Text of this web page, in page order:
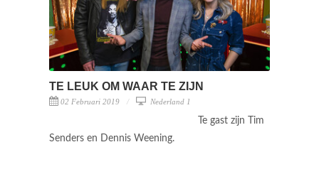
TE LEUK OM WAAR TE ZIJN
02 Februari 2019 Nederland 1
Te gast zijn Tim
Senders en Dennis Weening.